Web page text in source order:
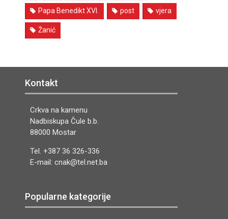
Papa Benedikt XVI. post vjera
Žanić
Kontakt
Crkva na kamenu
Nadbiskupa Čule b.b.
88000 Mostar
Tel. +387 36 326-336
E-mail: cnak@tel.net.ba
Popularne kategorije